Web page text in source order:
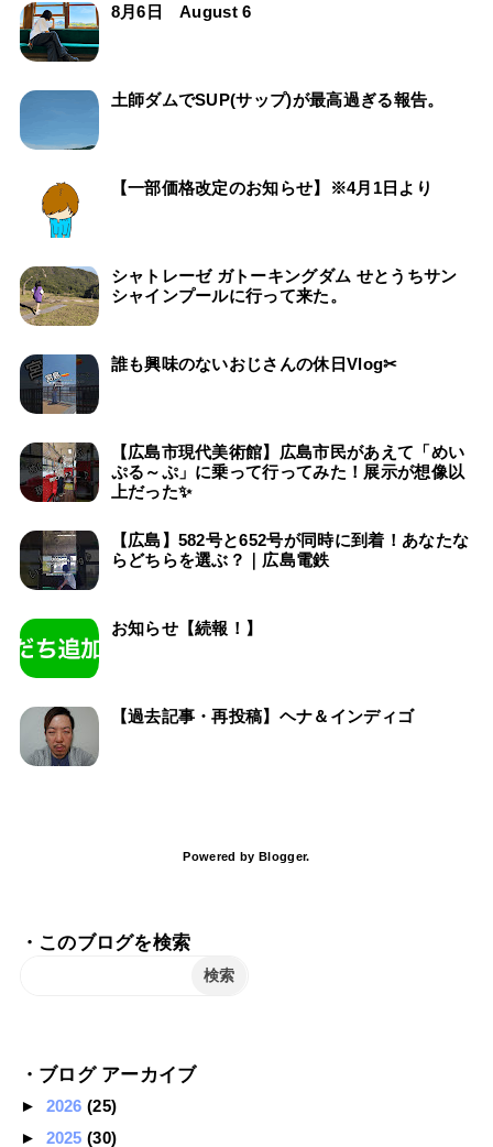
8月6日 August 6
土師ダムでSUP(サップ)が最高過ぎる報告。
【一部価格改定のお知らせ】※4月1日より
シャトレーゼ ガトーキングダム せとうちサン
シャインプールに行って来た。
誰も興味のないおじさんの休日Vlog✂
【広島市現代美術館】広島市民があえて「めい
ぷる～ぷ」に乗って行ってみた！展示が想像以
上だった✨
【広島】582号と652号が同時に到着！あなたな
らどちらを選ぶ？｜広島電鉄
お知らせ【続報！】
【過去記事・再投稿】ヘナ＆インディゴ
Powered by Blogger.
・このブログを検索
・ブログ アーカイブ
► 2026(25)
► 2025(30)